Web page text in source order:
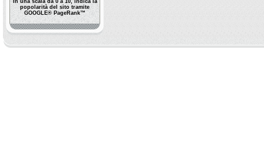
In una scala da 0 a 10, indica la
popolarità del sito tramite
GOOGLE® PageRank™